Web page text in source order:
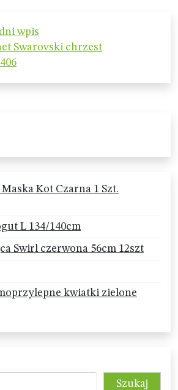
wpis
Swarovski chrzest
Kot Czarna 1 Szt.
L 134/140cm
Swirl czerwona 56cm 12szt
kwiatki zielone
Szukaj